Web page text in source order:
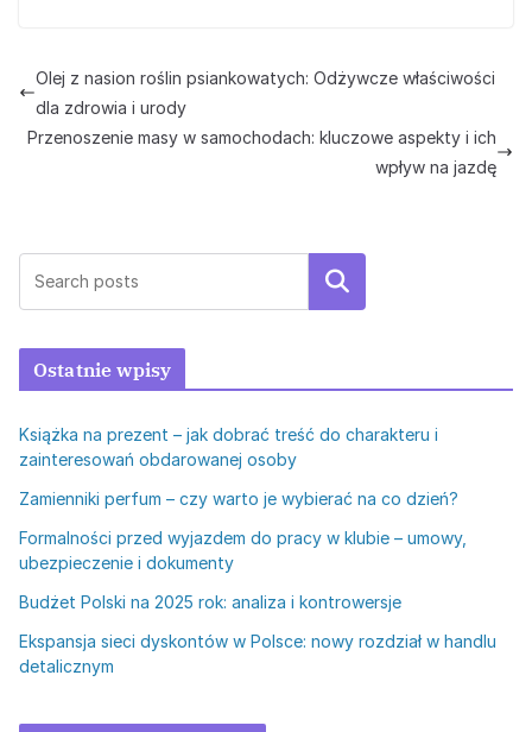
Olej z nasion roślin psiankowatych: Odżywcze właściwości
dla zdrowia i urody
Przenoszenie masy w samochodach: kluczowe aspekty i ich
wpływ na jazdę
Szukaj
Ostatnie wpisy
Książka na prezent – jak dobrać treść do charakteru i
zainteresowań obdarowanej osoby
Zamienniki perfum – czy warto je wybierać na co dzień?
Formalności przed wyjazdem do pracy w klubie – umowy,
ubezpieczenie i dokumenty
Budżet Polski na 2025 rok: analiza i kontrowersje
Ekspansja sieci dyskontów w Polsce: nowy rozdział w handlu
detalicznym